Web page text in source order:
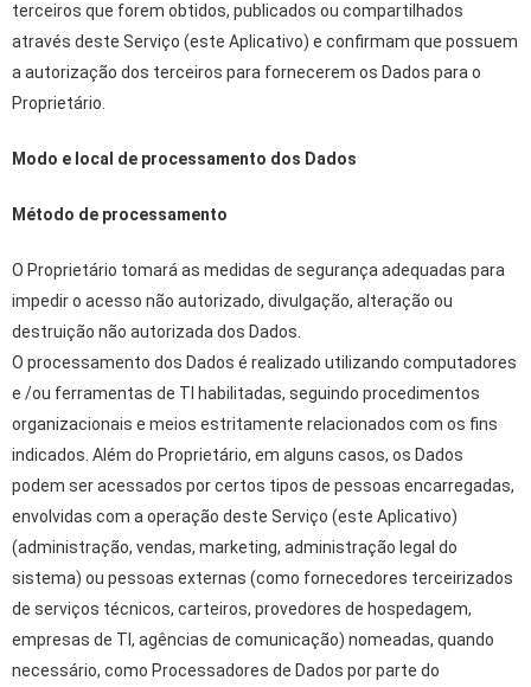
terceiros que forem obtidos, publicados ou compartilhados
através deste Serviço (este Aplicativo) e confirmam que possuem
a autorização dos terceiros para fornecerem os Dados para o
Proprietário.
Modo e local de processamento dos Dados
Método de processamento
O Proprietário tomará as medidas de segurança adequadas para
impedir o acesso não autorizado, divulgação, alteração ou
destruição não autorizada dos Dados.
O processamento dos Dados é realizado utilizando computadores
e /ou ferramentas de TI habilitadas, seguindo procedimentos
organizacionais e meios estritamente relacionados com os fins
indicados. Além do Proprietário, em alguns casos, os Dados
podem ser acessados por certos tipos de pessoas encarregadas,
envolvidas com a operação deste Serviço (este Aplicativo)
(administração, vendas, marketing, administração legal do
sistema) ou pessoas externas (como fornecedores terceirizados
de serviços técnicos, carteiros, provedores de hospedagem,
empresas de TI, agências de comunicação) nomeadas, quando
necessário, como Processadores de Dados por parte do